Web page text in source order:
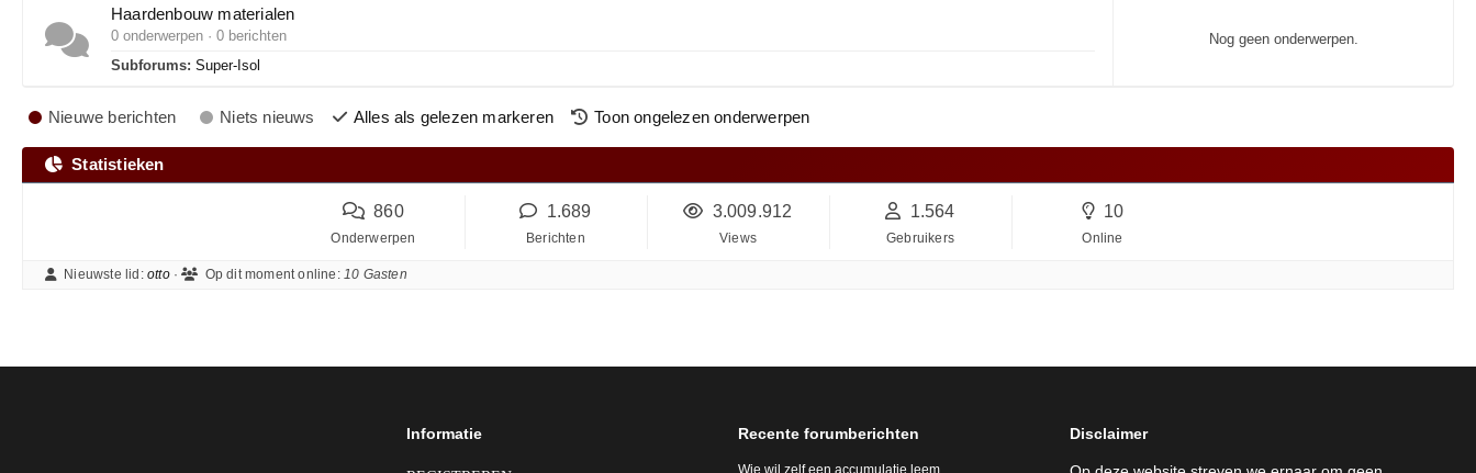
Haardenbouw materialen
0 onderwerpen · 0 berichten
Subforums: Super-Isol
Nog geen onderwerpen.
Nieuwe berichten Niets nieuws Alles als gelezen markeren Toon ongelezen onderwerpen
Statistieken
860
Onderwerpen
1.689
Berichten
3.009.912
Views
1.564
Gebruikers
10
Online
Nieuwste lid:otto· Op dit moment online:10 Gasten
Informatie Recente forumberichten Disclaimer